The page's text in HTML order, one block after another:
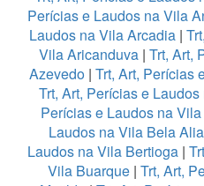
Perícias e Laudos na Vila
Laudos na Vila Arcadia |
Vila Aricanduva| Trt, Art,
Azevedo| Trt, Art, Perícias
Trt, Art, Perícias e
Perícias e Laudos na
Laudos na Vila Bela
Laudos na Vila Bertioga|
Vila Buarque| Trt, Art,